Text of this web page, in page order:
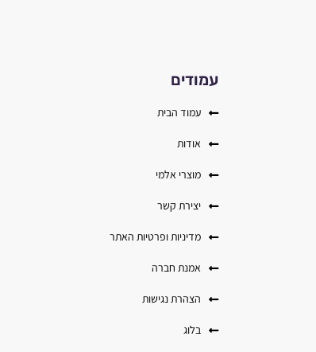
עמודים
עמוד הבית
אודות
מוצרי אלמי
יצירת קשר
מדיניות ופרטיות האתר
אמנת חברה
הצהרת נגישות
בלוג